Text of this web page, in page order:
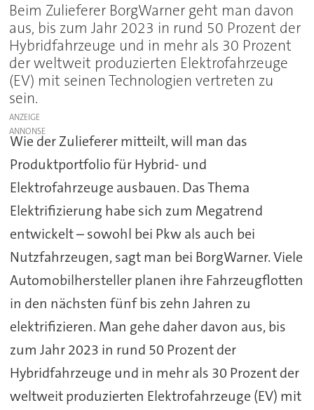
Beim Zulieferer BorgWarner geht man davon
aus, bis zum Jahr 2023 in rund 50 Prozent der
Hybridfahrzeuge und in mehr als 30 Prozent
der weltweit produzierten Elektrofahrzeuge
(EV) mit seinen Technologien vertreten zu
sein.
ANZEIGE
Wie der Zulieferer mitteilt, will man das
Produktportfolio für Hybrid- und
Elektrofahrzeuge ausbauen. Das Thema
Elektrifizierung habe sich zum Megatrend
entwickelt – sowohl bei Pkw als auch bei
Nutzfahrzeugen, sagt man bei BorgWarner. Viele
Automobilhersteller planen ihre Fahrzeugflotten
in den nächsten fünf bis zehn Jahren zu
elektrifizieren. Man gehe daher davon aus, bis
zum Jahr 2023 in rund 50 Prozent der
Hybridfahrzeuge und in mehr als 30 Prozent der
weltweit produzierten Elektrofahrzeuge (EV) mit